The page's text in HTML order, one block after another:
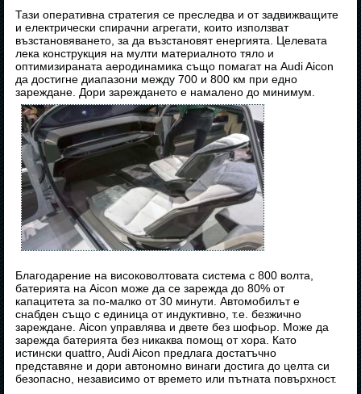
Тази оперативна стратегия се преследва и от задвижващите
и електрически спирачни агрегати, които използват
възстановяването, за да възстановят енергията. Целевата
лека конструкция на мулти материалното тяло и
оптимизираната аеродинамика също помагат на Audi Aicon
да достигне диапазони между 700 и 800 км при едно
зареждане. Дори зареждането е намалено до минимум.
Благодарение на високоволтовата система с 800 волта,
батерията на Aicon може да се зарежда до 80% от
капацитета за по-малко от 30 минути. Автомобилът е
снабден също с единица от индуктивно, т.е. безжично
зареждане. Aicon управлява и двете без шофьор. Може да
зарежда батерията без никаква помощ от хора. Като
истински quattro, Audi Aicon предлага достатъчно
представяне и дори автономно винаги достига до целта си
безопасно, независимо от времето или пътната повърхност.